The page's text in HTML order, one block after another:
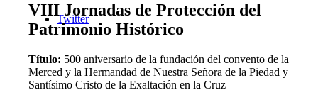
Twitter
VIII Jornadas de Protección del
Patrimonio Histórico
Título: 500 aniversario de la fundación del convento de la
Merced y la Hermandad de Nuestra Señora de la Piedad y
Santísimo Cristo de la Exaltación en la Cruz